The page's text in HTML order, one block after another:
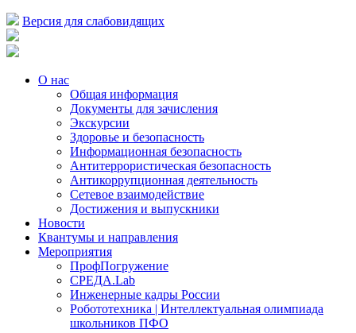
Версия для слабовидящих
О нас
Общая информация
Документы для зачисления
Экскурсии
Здоровье и безопасность
Информационная безопасность
Антитеррористическая безопасность
Антикоррупционная деятельность
Сетевое взаимодействие
Достижения и выпускники
Новости
Квантумы и направления
Мероприятия
ПрофПогружение
СРЕДА.Lab
Инженерные кадры России
Робототехника | Интеллектуальная олимпиада
школьников ПФО